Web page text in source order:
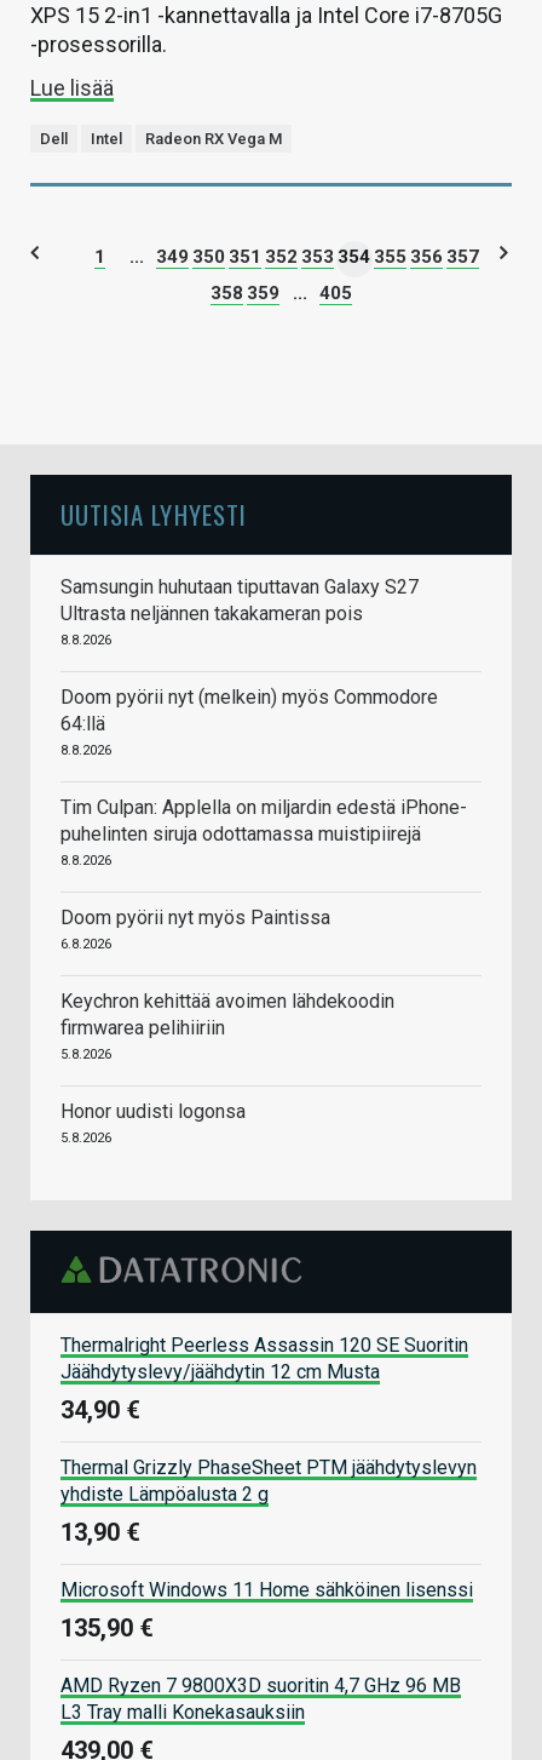
XPS 15 2-in1 -kannettavalla ja Intel Core i7-8705G
-prosessorilla.
Lue lisää
Dell Intel Radeon RX Vega M
1 ... 349 350 351 352 353 354 355 356 357
358 359 ... 405
UUTISIA LYHYESTI
Samsungin huhutaan tiputtavan Galaxy S27
Ultrasta neljännen takakameran pois
8.8.2026
Doom pyörii nyt (melkein) myös Commodore
64:llä
8.8.2026
Tim Culpan: Applella on miljardin edestä iPhone-
puhelinten siruja odottamassa muistipiirejä
8.8.2026
Doom pyörii nyt myös Paintissa
6.8.2026
Keychron kehittää avoimen lähdekoodin
firmwarea pelihiiriin
5.8.2026
Honor uudisti logonsa
5.8.2026
Thermalright Peerless Assassin 120 SE Suoritin
Jäähdytyslevy/jäähdytin 12 cm Musta
34,90 €
Thermal Grizzly PhaseSheet PTM jäähdytyslevyn
yhdiste Lämpöalusta 2 g
13,90 €
Microsoft Windows 11 Home sähköinen lisenssi
135,90 €
AMD Ryzen 7 9800X3D suoritin 4,7 GHz 96 MB
L3 Tray malli Konekasauksiin
439,00 €